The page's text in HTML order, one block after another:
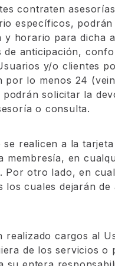
contraten
específicos, podrán
horario para dicha
anticipación,
y/o clientes
por lo menos 24
solicitar la
o consulta.
realicen a la
en
Por otro lado, en
cuales dejarán
cargos al
de los servicios o